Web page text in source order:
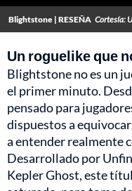
Blightstone | RESEÑA Cortesía:
Un roguelike que
Blightstone no es un
el primer minuto.
pensado para
dispuestos a
a entender realmente
Desarrollado por
Kepler Ghost, este